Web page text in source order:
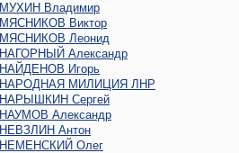
МУХИН Владимир
МЯСНИКОВ Виктор
МЯСНИКОВ Леонид
НАГОРНЫЙ Александр
НАЙДЕНОВ Игорь
НАРОДНАЯ МИЛИЦИЯ ЛНР
НАРЫШКИН Сергей
НАУМОВ Александр
НЕВЗЛИН Антон
НЕМЕНСКИЙ Олег